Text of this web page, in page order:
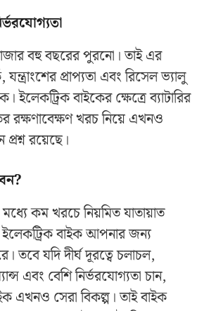
বহু বছরের পুরনো। তাই এর
যন্ত্রাংশের প্রাপ্যতা এবং রিসেল ভ্যালু
ইলেকট্রিক বাইকের ক্ষেত্রে ব্যাটারির
রক্ষণাবেক্ষণ খরচ নিয়ে এখনও
রয়েছে।
কম খরচে নিয়মিত যাতায়াত
বাইক আপনার জন্য
তবে যদি দীর্ঘ দূরত্বে চলাচল,
এবং বেশি নির্ভরযোগ্যতা চান,
এখনও সেরা বিকল্প। তাই বাইক